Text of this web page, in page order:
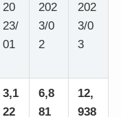
20
23/
01
202
3/0
2
202
3/0
3
3,1
22
6,8
81
12,
938